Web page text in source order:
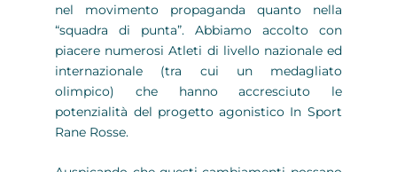
nel movimento propaganda quanto nella
“squadra di punta”. Abbiamo accolto con
piacere numerosi Atleti di livello nazionale ed
internazionale (tra cui un medagliato
olimpico) che hanno accresciuto le
potenzialità del progetto agonistico In Sport
Rane Rosse.